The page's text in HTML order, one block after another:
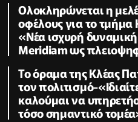
Ολοκληρώνεται η
οφέλους για το
«Νέα ισχυρή δυναμική
Meridiam ως
Το όραμα της Κλέας
τον πολιτισμό-
καλούμαι να
τόσο σημαντικό